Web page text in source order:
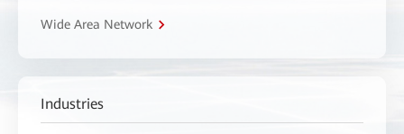
Wide Area Network
Industries